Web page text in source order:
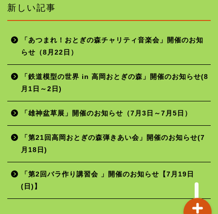
新しい記事
「あつまれ！おとぎの森チャリティ音楽会」開催のお知
らせ（8月22日）
「鉄道模型の世界 in 高岡おとぎの森」開催のお知らせ(8
月1日～2日)
「雄神盆草展」開催のお知らせ（7月3日～7月5日）
「第21回高岡おとぎの森弾きあい会」開催のお知らせ(7
月18日)
「第2回バラ作り講習会 」開催のお知らせ【7月19日
(日)】
ホーム
年間行事予定
施設の使用料